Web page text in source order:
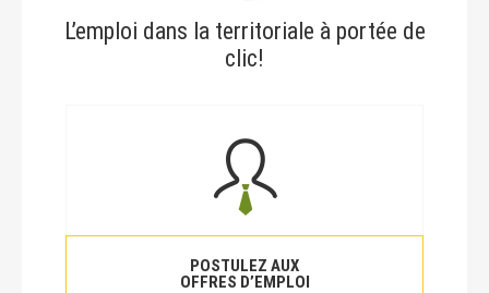
L’emploi dans la territoriale à portée de
clic!
POSTULEZ AUX
OFFRES D’EMPLOI